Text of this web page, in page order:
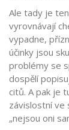
Ale tady je
vyrovnávají
vypadne,
účinky jsou
problémy se
dospělí
citů. A pak je
závislostní ve
„nejsou oni